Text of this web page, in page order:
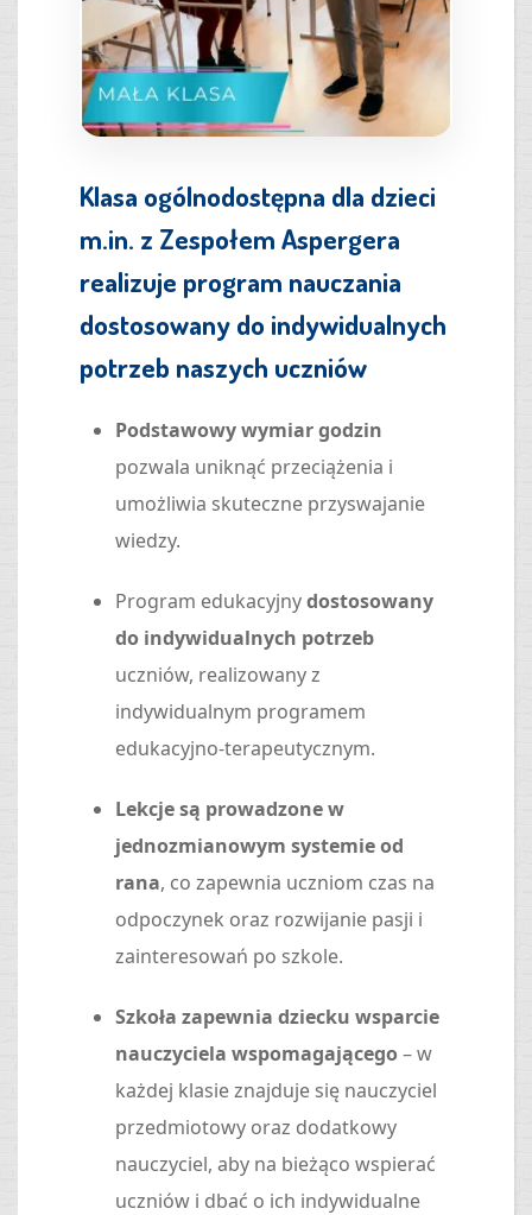
Klasa ogólnodostępna dla dzieci
m.in. z Zespołem Aspergera
realizuje program nauczania
dostosowany do indywidualnych
potrzeb naszych uczniów
Podstawowy wymiar godzin
pozwala uniknąć przeciążenia i
umożliwia skuteczne przyswajanie
wiedzy.
Program edukacyjnydostosowany
do indywidualnych potrzeb
uczniów, realizowany z
indywidualnym programem
edukacyjno-terapeutycznym.
Lekcje są prowadzone w
jednozmianowym systemie od
rana, co zapewnia uczniom czas na
odpoczynek oraz rozwijanie pasji i
zainteresowań po szkole.
Szkoła zapewnia dziecku wsparcie
nauczyciela wspomagającego– w
każdej klasie znajduje się nauczyciel
przedmiotowy oraz dodatkowy
nauczyciel, aby na bieżąco wspierać
uczniów i dbać o ich indywidualne